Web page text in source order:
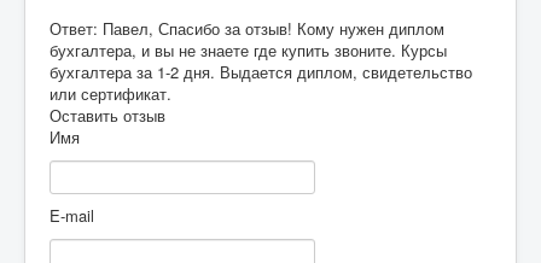
Ответ: Павел, Спасибо за отзыв! Кому нужен диплом
бухгалтера, и вы не знаете где купить звоните. Курсы
бухгалтера за 1-2 дня. Выдается диплом, свидетельство
или сертификат.
Оставить отзыв
Имя
E-mail